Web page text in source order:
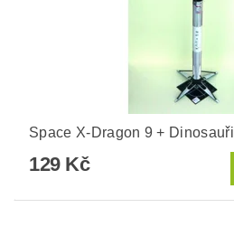
Space X-Dragon 9 + Dinosauři
129 Kč